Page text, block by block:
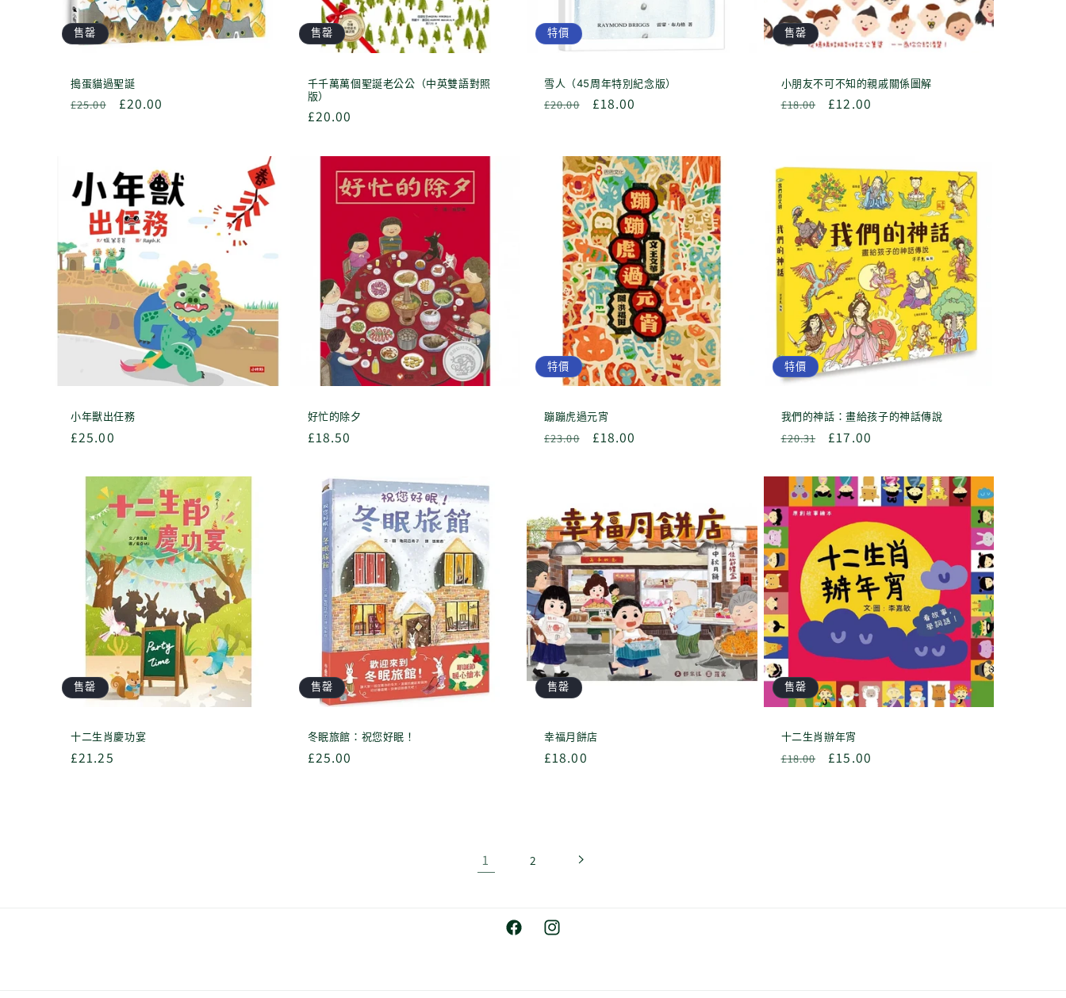
售罄
搗蛋貓過聖誕
定
£25.00
售
£20.00
售罄
千千萬萬個聖誕老公公（中英雙語對照
版）
定
£20.00
特價
雪人（45周年特別紀念版）
定
£20.00
售
£18.00
售罄
小朋友不可不知的親戚關係圖解
定
£18.00
售
£12.00
小年獸出任務
定
£25.00
好忙的除夕
定
£18.50
特價
蹦蹦虎過元宵
定
£23.00
售
£18.00
特價
我們的神話：畫給孩子的神話傳說
定
£20.31
售
£17.00
售罄
十二生肖慶功宴
定
£21.25
售罄
冬眠旅館：祝您好眠！
定
£25.00
售罄
幸福月餅店
定
£18.00
售罄
十二生肖辦年宵
定
£18.00
售
£15.00
1 2
FacebookInstagram